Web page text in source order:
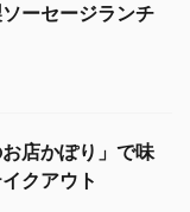
ーセージランチ
店かぽり」で味
クアウト